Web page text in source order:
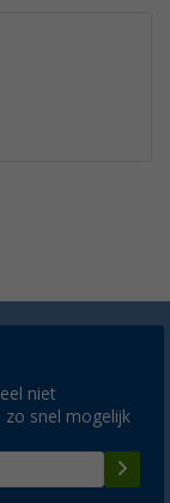
niet
zo snel mogelijk